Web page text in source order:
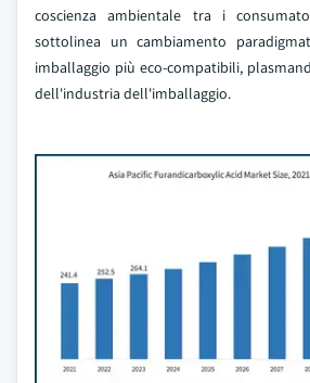
coscienza ambientale tra i
sottolinea un cambiamento
imballaggio più eco-compatibili,
dell'industria dell'imballaggio.